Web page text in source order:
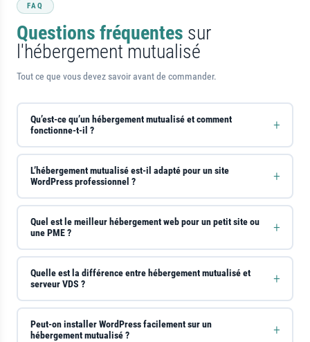
FAQ
Questions fréquentes sur
l'hébergement mutualisé
Tout ce que vous devez savoir avant de commander.
Qu’est-ce qu’un hébergement mutualisé et comment
fonctionne-t-il ?
L’hébergement mutualisé est-il adapté pour un site
WordPress professionnel ?
Quel est le meilleur hébergement web pour un petit site ou
une PME ?
Quelle est la différence entre hébergement mutualisé et
serveur VDS ?
Peut-on installer WordPress facilement sur un
hébergement mutualisé ?